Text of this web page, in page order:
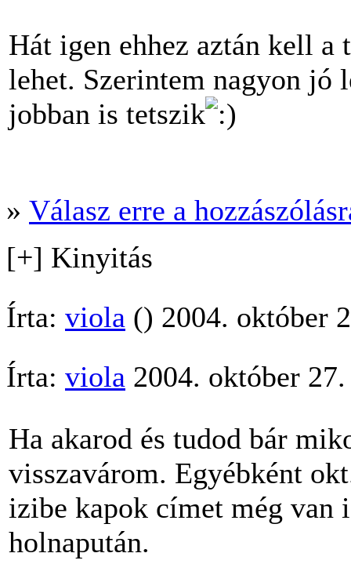
Hát igen ehhez aztán kell a
lehet. Szerintem nagyon
jobban is tetszik
» Válasz erre a
[+] Kinyitás
Írta: viola () 2004. október
Írta: viola 2004. október
Ha akarod és tudod bár
visszavárom. Egyébként
izibe kapok címet még van
holnapután.